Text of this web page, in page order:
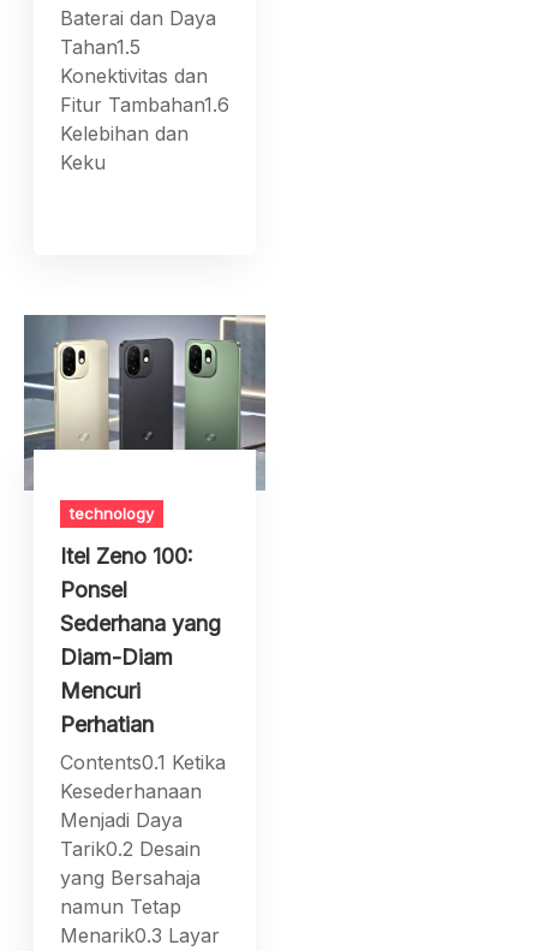
Baterai dan Daya
Tahan1.5
Konektivitas dan
Fitur Tambahan1.6
Kelebihan dan
Keku
technology
Itel Zeno 100:
Ponsel
Sederhana yang
Diam-Diam
Mencuri
Perhatian
Contents0.1 Ketika
Kesederhanaan
Menjadi Daya
Tarik0.2 Desain
yang Bersahaja
namun Tetap
Menarik0.3 Layar